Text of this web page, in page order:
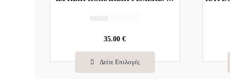
е
н
к
35.00€
Δείτε Επιλογές